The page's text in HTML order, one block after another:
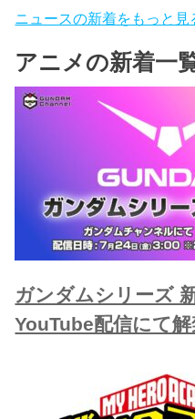
ニュースの新着をもっと見
アニメの新着一
ガンダムシリーズ
YouTube配信にて解